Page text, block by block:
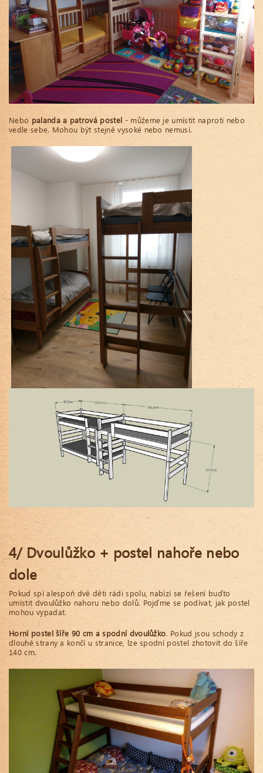
Nebo palanda a patrová postel - můžeme je umístit naproti nebo
vedle sebe. Mohou být stejně vysoké nebo nemusí.
4/ Dvoulůžko + postel nahoře nebo
dole
Pokud spí alespoň dvě děti rádi spolu, nabízí se řešení buďto
umístit dvoulůžko nahoru nebo dolů. Pojďme se podívat, jak postel
mohou vypadat.
Horní postel šíře 90 cm a spodní dvoulůžko. Pokud jsou schody z
dlouhé strany a končí u stranice, lze spodní postel zhotovit do šíře
140 cm.